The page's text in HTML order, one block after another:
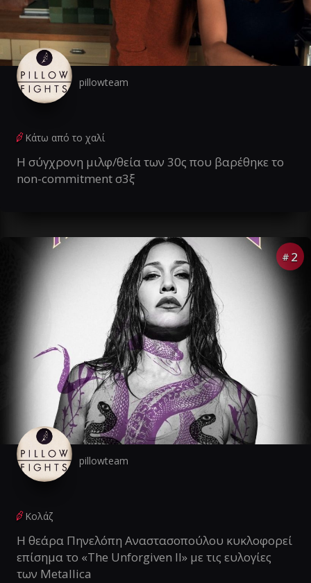
pillowteam
Κάτω από το χαλί
Η σύγχρονη μιλφ/θεία των 30ς που βαρέθηκε το
non-commitment σ3ξ
# 2
pillowteam
Κολάζ
Η θεάρα Πηνελόπη Αναστασοπούλου κυκλοφορεί
επίσημα το «The Unforgiven II» με τις ευλογίες
των Metallica